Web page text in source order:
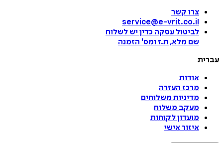
צרו קשר
service@e-vrit.co.il
לביטול עסקה כדין יש לשלוח
שם מלא, ת.ז ומס' הזמנה
עברית
אודות
מרכז העזרה
מדיניות משלוחים
מעקב משלוח
מועדון לקוחות
איזור אישי